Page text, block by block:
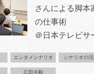
さんによる脚本
の仕事術
＠日本テレビサ
エンタメシナリオ シナリオの活
広田光毅